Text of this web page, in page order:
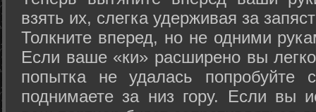
взять их, слегка удерживая за
Толкните вперед, но не одними
Если ваше «ки» расширено вы
попытка не удалась попробуйте
поднимаете за низ гору. Если вы